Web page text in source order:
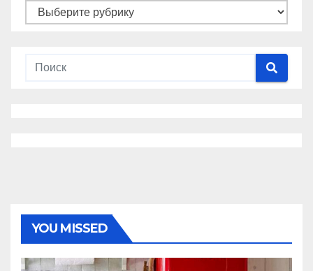
Рубрики
YOU MISSED